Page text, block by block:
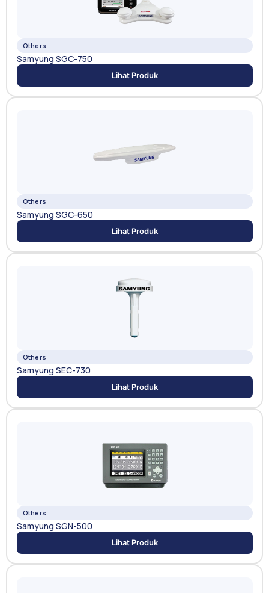
Others
Samyung SGC-750
Lihat Produk
Others
Samyung SGC-650
Lihat Produk
Others
Samyung SEC-730
Lihat Produk
Others
Samyung SGN-500
Lihat Produk